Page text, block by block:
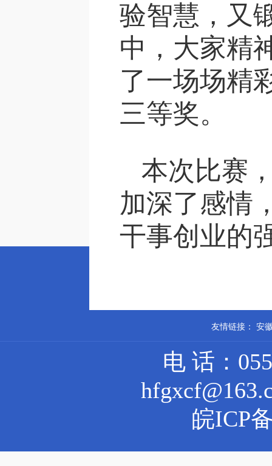
验智慧，又
中，大家精
了一场场精
三等奖。
本次比赛
加深了感情
干事创业的
友情链接： 安
电 话：
皖ICP